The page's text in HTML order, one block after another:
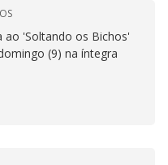
ao 'Soltando os Bichos'
(9) na íntegra